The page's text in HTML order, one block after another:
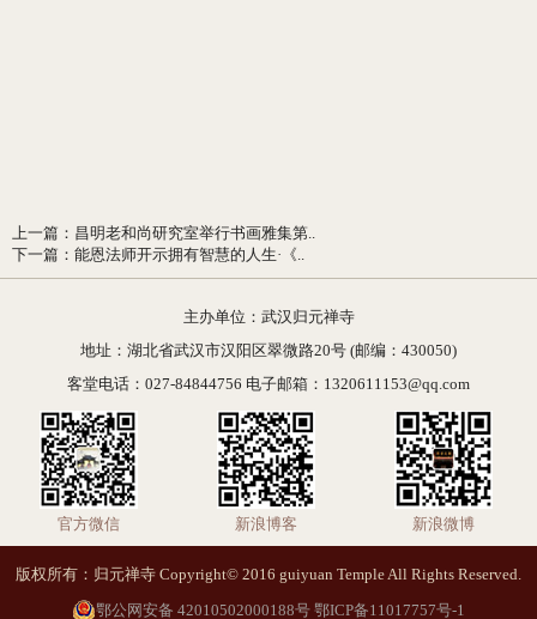
上一篇 ： 昌明老和尚研究室举行书画雅集第..
下一篇 ： 能恩法师开示拥有智慧的人生·《..
主办单位：武汉归元禅寺
地址：湖北省武汉市汉阳区翠微路20号 (邮编：430050)
客堂电话：027-84844756 电子邮箱：1320611153@qq.com
官方微信 新浪博客 新浪微博
版权所有：归元禅寺 Copyright© 2016 guiyuan Temple All Rights Reserved.
鄂公网安备 42010502000188号 鄂ICP备11017757号-1